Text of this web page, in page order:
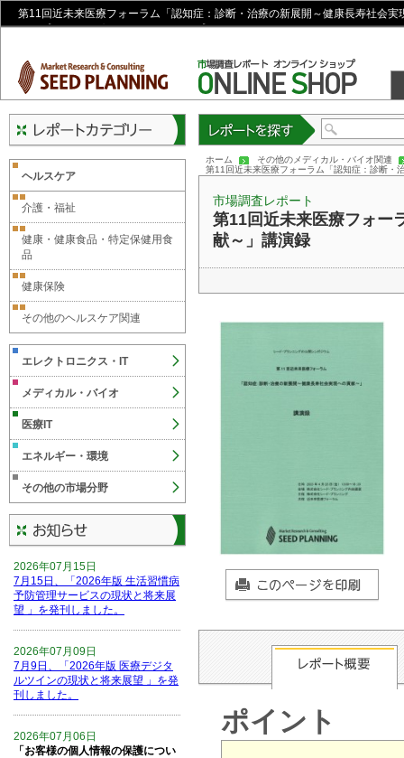
第11回近未来医療フォーラム「認知症：診断・治療の新展開～健康長寿社会実
ド・プランニング オンラインショップ
ホーム
その他のメディカル・バイオ関連
第11回近未来医療フォーラム「認知症：診断・
市場調査レポート
第11回近未来医療フォー
献～」講演録
ポイント
ヘルスケア
介護・福祉
健康・健康食品・特定保健用食
品
健康保険
その他のヘルスケア関連
エレクトロニクス・IT
メディカル・バイオ
医療IT
エネルギー・環境
その他の市場分野
2026年07月15日
7月15日、「2026年版 生活習慣病
予防管理サービスの現状と将来展
望 」を発刊しました。
2026年07月09日
7月9日、「2026年版 医療デジタ
ルツインの現状と将来展望 」を発
刊しました。
2026年07月06日
「お客様の個人情報の保護につい